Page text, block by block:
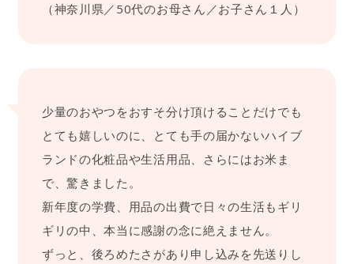
（神奈川県／50代のお母さん／お子さん１人）
少量のおやつをおすそ分け頂けることだけでも
とても嬉しいのに、とても手の届かないハイブ
ランドの化粧品や生活用品、さらにはお米ま
で、驚きました。
新年度の学費、用品の出費で日々の生活もギリ
ギリの中、本当に感謝の念に絶えません。
ずっと、後ろめたさがあり申し込みを先送りし